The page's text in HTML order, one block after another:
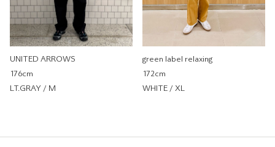
柔軟性 硬 軟
彈性 無彈性
透明度 不透明
UNITED ARROWS
176cm
LT.GRAY / M
green label relaxing
172cm
WHITE / XL